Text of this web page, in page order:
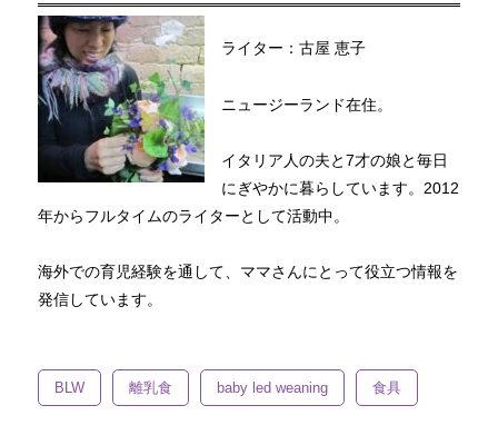
ライター：古屋 恵子
ニュージーランド在住。
イタリア人の夫と7才の娘と毎日
にぎやかに暮らしています。2012
年からフルタイムのライターとして活動中。
海外での育児経験を通して、ママさんにとって役立つ情報を
発信しています。
BLW 離乳食 baby led weaning 食具